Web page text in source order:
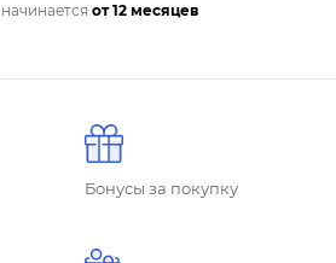
от 12 месяцев
Бонусы за покупку